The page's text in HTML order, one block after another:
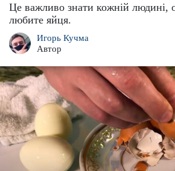
Це важливо знати кожній людині,
любите яйця.
Игорь Кучма
Автор